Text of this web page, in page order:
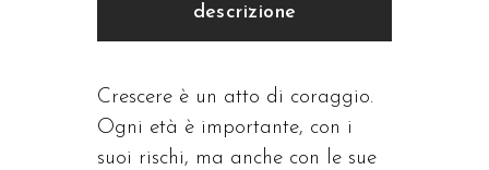
descrizione
Crescere è un atto di coraggio.
Ogni età è importante, con i
suoi rischi, ma anche con le sue